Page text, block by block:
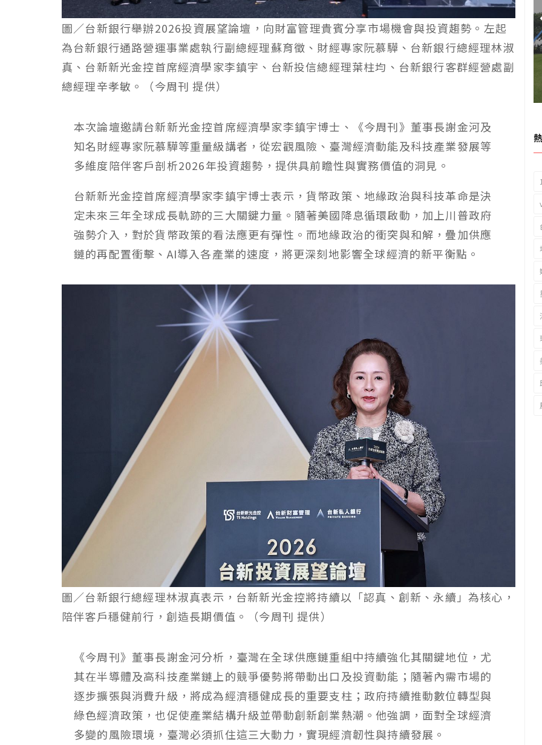
圖／台新銀行舉辦2026投資展望論壇，向財富管理貴賓分享市場機會與投資趨勢。左起
為台新銀行通路營運事業處執行副總經理蘇育徵、財經專家阮慕驊、台新銀行總經理林淑
真、台新新光金控首席經濟學家李鎮宇、台新投信總經理葉柱均、台新銀行客群經營處副
總經理辛孝敏。（今周刊 提供）
本次論壇邀請台新新光金控首席經濟學家李鎮宇博士、《今周刊》董事長謝金河及
知名財經專家阮慕驊等重量級講者，從宏觀風險、臺灣經濟動能及科技產業發展等
多維度陪伴客戶剖析2026年投資趨勢，提供具前瞻性與實務價值的洞見。
台新新光金控首席經濟學家李鎮宇博士表示，貨幣政策、地緣政治與科技革命是決
定未來三年全球成長軌跡的三大關鍵力量。隨著美國降息循環啟動，加上川普政府
強勢介入，對於貨幣政策的看法應更有彈性。而地緣政治的衝突與和解，疊加供應
鏈的再配置衝擊、AI導入各產業的速度，將更深刻地影響全球經濟的新平衡點。
圖／台新銀行總經理林淑真表示，台新新光金控將持續以「認真、創新、永續」為核心，
陪伴客戶穩健前行，創造長期價值。（今周刊 提供）
《今周刊》董事長謝金河分析，臺灣在全球供應鏈重組中持續強化其關鍵地位，尤
其在半導體及高科技產業鏈上的競爭優勢將帶動出口及投資動能；隨著內需市場的
逐步擴張與消費升級，將成為經濟穩健成長的重要支柱；政府持續推動數位轉型與
綠色經濟政策，也促使產業結構升級並帶動創新創業熱潮。他強調，面對全球經濟
多變的風險環境，臺灣必須抓住這三大動力，實現經濟韌性與持續發展。